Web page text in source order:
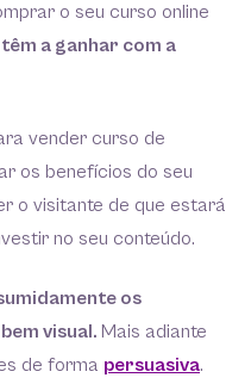
o seu curso online
a ganhar com a
vender curso de
os benefícios do seu
o visitante de que estará
no seu conteúdo.
os
visual. Mais adiante
de forma persuasiva.